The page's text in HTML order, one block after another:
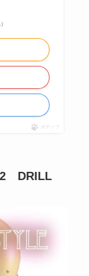
ポチップ
DRILL